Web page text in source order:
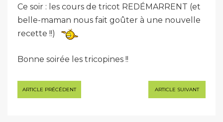
Ce soir : les cours de tricot REDÉMARRENT (et
belle-maman nous fait goûter à une nouvelle
recette !!)
Bonne soirée les tricopines !!
Navigation
de
ARTICLE PRÉCÉDENT ARTICLE SUIVANT